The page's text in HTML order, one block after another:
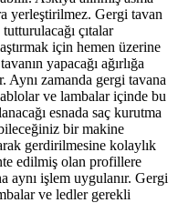
yerleştirilmez. Gergi tavan
çıtalar
için hemen üzerine
yapacağı ağırlığa
Aynı zamanda gergi tavana
ve lambalar içinde bu
esnada saç kurutma
bir makine
gerdirilmesine kolaylık
edilmiş olan profillere
aynı işlem uygulanır. Gergi
ve ledler gerekli